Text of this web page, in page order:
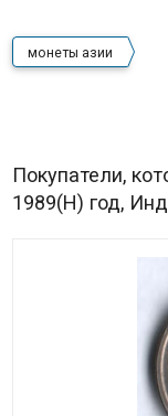
монеты азии
Покупатели,
1989(H) год,